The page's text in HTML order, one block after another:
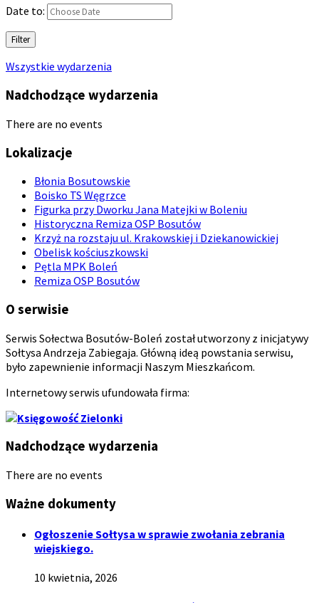
Date to:
Filter
Wszystkie wydarzenia
Nadchodzące wydarzenia
There are no events
Lokalizacje
Błonia Bosutowskie
Boisko TS Węgrzce
Figurka przy Dworku Jana Matejki w Boleniu
Historyczna Remiza OSP Bosutów
Krzyż na rozstaju ul. Krakowskiej i Dziekanowickiej
Obelisk kościuszkowski
Pętla MPK Boleń
Remiza OSP Bosutów
O serwisie
Serwis Sołectwa Bosutów-Boleń został utworzony z inicjatywy
Sołtysa Andrzeja Zabiegaja. Główną ideą powstania serwisu,
było zapewnienie informacji Naszym Mieszkańcom.
Internetowy serwis ufundowała firma:
Nadchodzące wydarzenia
There are no events
Ważne dokumenty
Ogłoszenie Sołtysa w sprawie zwołania zebrania
wiejskiego.
10 kwietnia, 2026